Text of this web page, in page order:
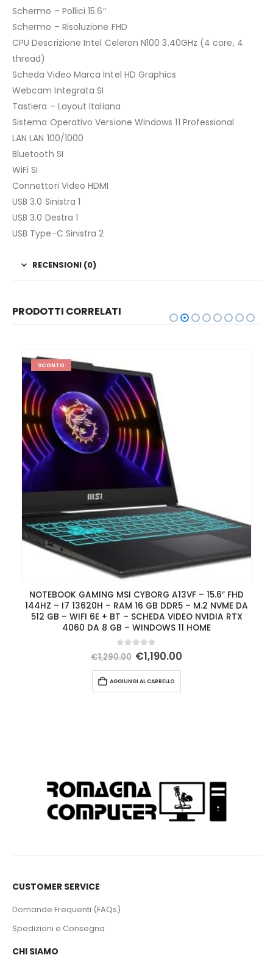
Schermo – Pollici 15.6″
Schermo – Risoluzione FHD
CPU Descrizione Intel Celeron N100 3.40GHz (4 core, 4
thread)
Scheda Video Marca Intel HD Graphics
Webcam Integrata SI
Tastiera – Layout Italiana
Sistema Operativo Versione Windows 11 Professional
LAN LAN 100/1000
Bluetooth SI
WiFi SI
Connettori Video HDMI
USB 3.0 Sinistra 1
USB 3.0 Destra 1
USB Type-C Sinistra 2
RECENSIONI (0)
PRODOTTI CORRELATI
SCONTO
NOTEBOOK GAMING MSI CYBORG A13VF – 15.6″ FHD
144HZ – I7 13620H – RAM 16 GB DDR5 – M.2 NVME DA
512 GB – WIFI 6E + BT – SCHEDA VIDEO NVIDIA RTX
4060 DA 8 GB – WINDOWS 11 HOME
0Su 5
€1,290.00 Il
prezzo
originale
era:
€1,290.00.
€1,190.00
AGGIUNGI AL CARRELLO
CUSTOMER SERVICE
Domande Frequenti (FAQs)
Spedizioni e Consegna
CHI SIAMO